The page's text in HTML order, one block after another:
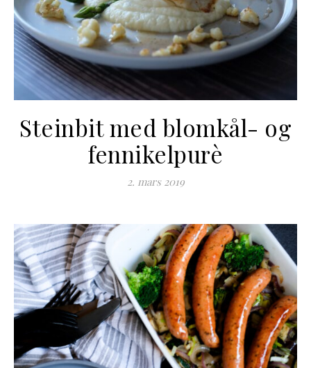
Steinbit med blomkål- og
fennikelpurè
2. mars 2019